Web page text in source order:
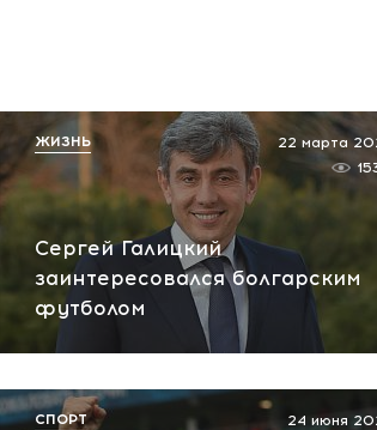
Сергей Галицкий
заинтересовался болгарским
футболом
22 марта
ЖИЗНЬ
24 июня
СПОРТ